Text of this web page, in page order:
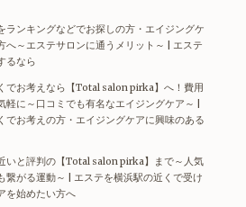
ランキングなどでお探しの方・エイジングケ
へ～エステサロンに通うメリット～ | エステ
るなら
でお考えなら【Total salon pirka】へ！費用
軽に～口コミでも有名なエイジングケア～ |
でお考えの方・エイジングケアに興味のある
いと評判の【Total salon pirka】まで～人気
繋がる運動～ | エステを横浜駅の近くで受け
を始めたい方へ